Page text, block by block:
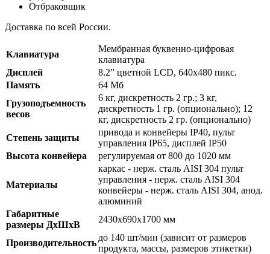
Отбраковщик
Доставка по всей России.
Клавиатура
Мембранная буквенно-цифровая
клавиатура
Дисплей
8.2” цветной LCD, 640х480 пикс.
Память
64 Мб
Грузоподъемность
весов
6 кг, дискретность 2 гр.; 3 кг,
дискретность 1 гр. (опционально); 12
кг, дискретность 2 гр. (опционально)
Степень защиты
привода и конвейеры IP40, пульт
управления IP65, дисплей IP50
Высота конвейера
регулируемая от 800 до 1020 мм
Материалы
каркас - нерж. сталь AISI 304 пульт
управления - нерж. сталь AISI 304
конвейеры - нерж. сталь AISI 304, анод.
алюминий
Габаритные
размеры ДхШхВ
2430х690х1700 мм
Производительность
до 140 шт/мин (зависит от размеров
продукта, массы, размеров этикетки)